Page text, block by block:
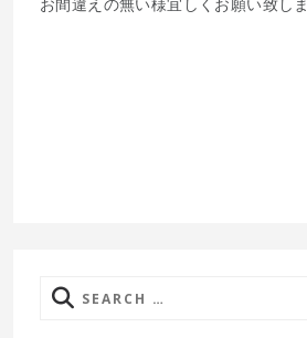
Search